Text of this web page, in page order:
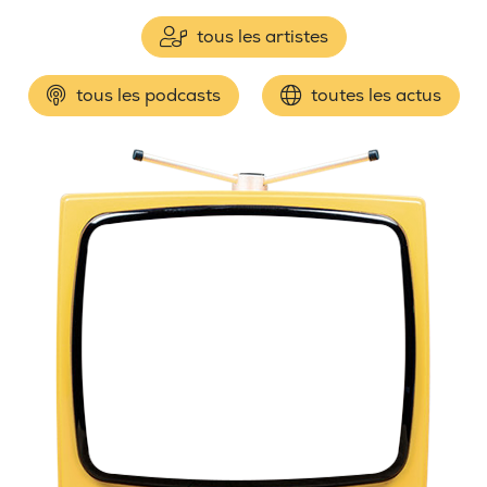
tous les artistes
tous les podcasts toutes les actus